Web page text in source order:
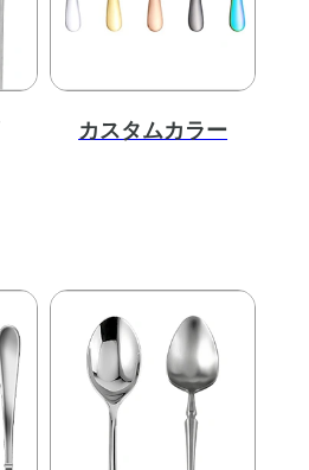
カスタムカラー